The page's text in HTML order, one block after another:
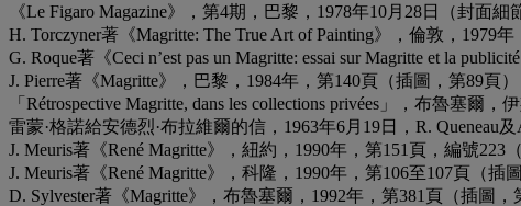
《Le Figaro Magazine》，第4期，巴黎，1978年10月28日（封面細
H. Torczyner著《Magritte: The True Art of Painting》，倫敦，1979
G. Roque著《Ceci n’est pas un Magritte: essai sur Magritte et la
J. Pierre著《Magritte》，巴黎，1984年，第140頁（插圖，第89頁）
「Rétrospective Magritte, dans les collections privées」，布魯塞爾
雷蒙·格諾給安德烈·布拉維爾的信，1963年6月19日，R. Queneau
J. Meuris著《René Magritte》，紐約，1990年，第151頁，編號223
J. Meuris著《René Magritte》，科隆，1990年，第106至107頁（插圖
D. Sylvester著《Magritte》，布魯塞爾，1992年，第381頁（插圖，